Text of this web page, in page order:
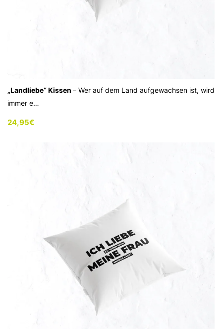
„Landliebe“ Kissen – Wer auf dem Land aufgewachsen ist, wird
immer e…
24,95€